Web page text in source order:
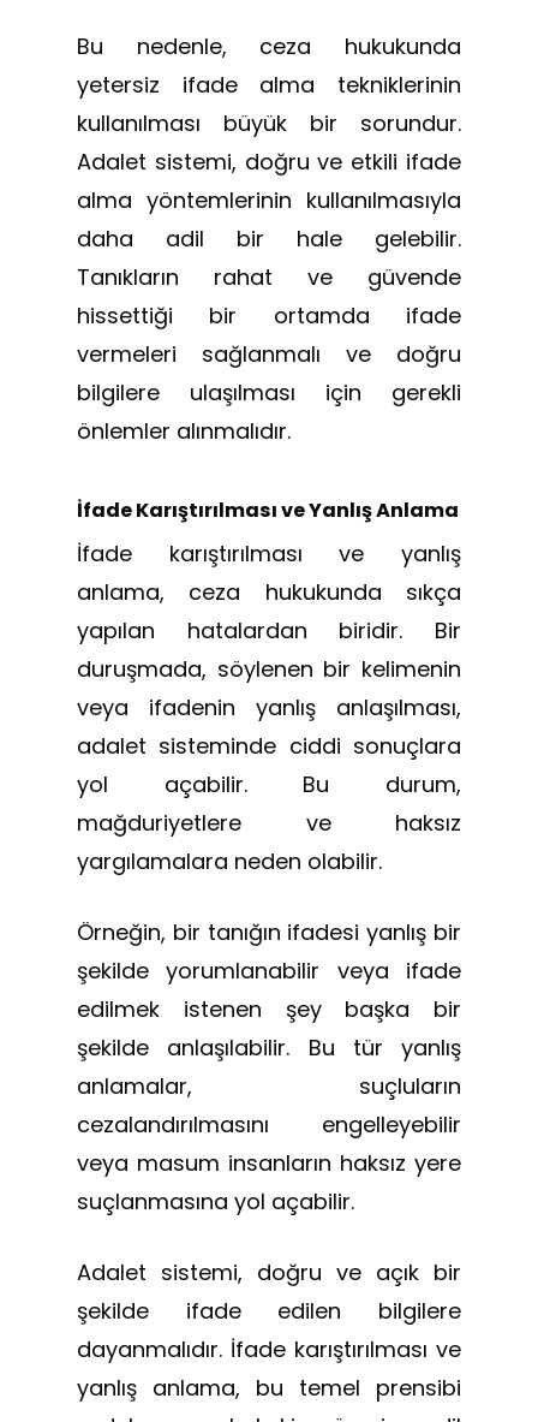
Bu nedenle, ceza hukukunda
yetersiz ifade alma tekniklerinin
kullanılması büyük bir sorundur.
Adalet sistemi, doğru ve etkili ifade
alma yöntemlerinin kullanılmasıyla
daha adil bir hale gelebilir.
Tanıkların rahat ve güvende
hissettiği bir ortamda ifade
vermeleri sağlanmalı ve doğru
bilgilere ulaşılması için gerekli
önlemler alınmalıdır.
İfade Karıştırılması ve Yanlış Anlama
İfade karıştırılması ve yanlış
anlama, ceza hukukunda sıkça
yapılan hatalardan biridir. Bir
duruşmada, söylenen bir kelimenin
veya ifadenin yanlış anlaşılması,
adalet sisteminde ciddi sonuçlara
yol açabilir. Bu durum,
mağduriyetlere ve haksız
yargılamalara neden olabilir.
Örneğin, bir tanığın ifadesi yanlış bir
şekilde yorumlanabilir veya ifade
edilmek istenen şey başka bir
şekilde anlaşılabilir. Bu tür yanlış
anlamalar, suçluların
cezalandırılmasını engelleyebilir
veya masum insanların haksız yere
suçlanmasına yol açabilir.
Adalet sistemi, doğru ve açık bir
şekilde ifade edilen bilgilere
dayanmalıdır. İfade karıştırılması ve
yanlış anlama, bu temel prensibi